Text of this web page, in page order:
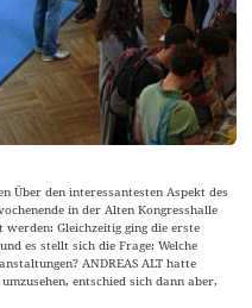
Über den interessantesten Aspekt des
in der Alten Kongresshalle
Gleichzeitig ging die erste
es stellt sich die Frage: Welche
ANDREAS ALT hatte
entschied sich dann aber,